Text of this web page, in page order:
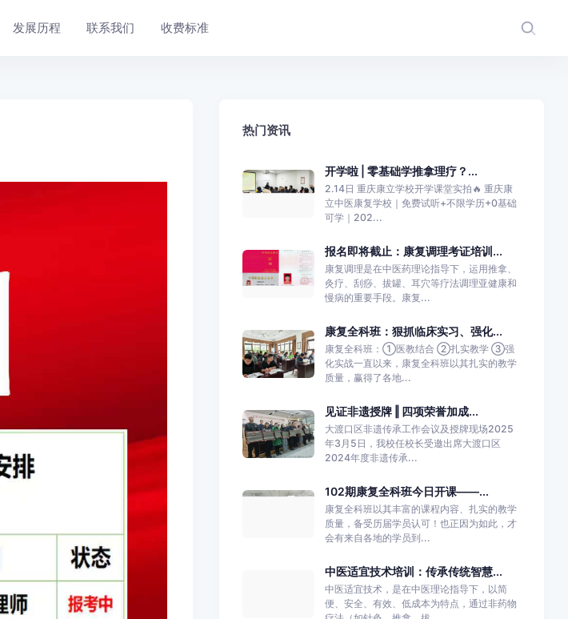
发展历程 联系我们 收费标准
热门资讯
开学啦 | 零基础学推拿理疗？...
2.14日 重庆康立学校开学课堂实拍🔥 重庆康
立中医康复学校｜免费试听+不限学历+0基础
可学｜202...
报名即将截止：康复调理考证培训...
康复调理是在中医药理论指导下，运用推拿、
灸疗、刮痧、拔罐、耳穴等疗法调理亚健康和
慢病的重要手段。康复...
康复全科班：狠抓临床实习、强化...
康复全科班：①医教结合 ②扎实教学 ③强
化实战一直以来，康复全科班以其扎实的教学
质量，赢得了各地...
见证非遗授牌 ‖ 四项荣誉加成...
大渡口区非遗传承工作会议及授牌现场2025
年3月5日，我校任校长受邀出席大渡口区
2024年度非遗传承...
102期康复全科班今日开课——...
康复全科班以其丰富的课程内容、扎实的教学
质量，备受历届学员认可！也正因为如此，才
会有来自各地的学员到...
中医适宜技术培训：传承传统智慧...
中医适宜技术，是在中医理论指导下，以简
便、安全、有效、低成本为特点，通过非药物